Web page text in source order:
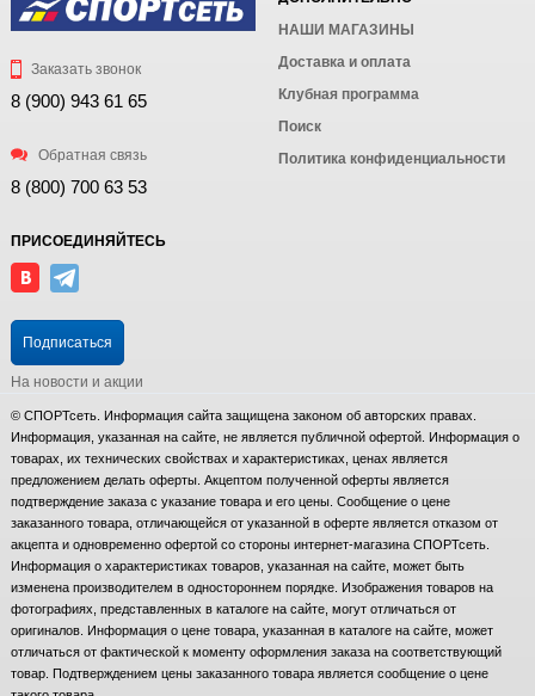
Заказать звонок
8 (900) 943 61 65
Обратная связь
8 (800) 700 63 53
НАШИ МАГАЗИНЫ
Доставка и оплата
Клубная программа
Поиск
Политика конфиденциальности
ПРИСОЕДИНЯЙТЕСЬ
Подписаться
На новости и акции
© СПОРТсеть. Информация сайта защищена законом об авторских правах.
Информация, указанная на сайте, не является публичной офертой. Информация о
товарах, их технических свойствах и характеристиках, ценах является
предложением делать оферты. Акцептом полученной оферты является
подтверждение заказа с указание товара и его цены. Сообщение о цене
заказанного товара, отличающейся от указанной в оферте является отказом от
акцепта и одновременно офертой со стороны интернет-магазина СПОРТсеть.
Информация о характеристиках товаров, указанная на сайте, может быть
изменена производителем в одностороннем порядке. Изображения товаров на
фотографиях, представленных в каталоге на сайте, могут отличаться от
оригиналов. Информация о цене товара, указанная в каталоге на сайте, может
отличаться от фактической к моменту оформления заказа на соответствующий
товар. Подтверждением цены заказанного товара является сообщение о цене